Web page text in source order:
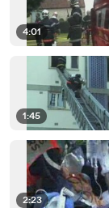
4:01
1:45
2:23